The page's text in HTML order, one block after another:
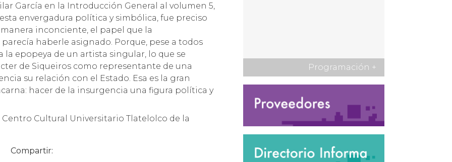
García en la Introducción General al volumen 5,
envergadura política y simbólica, fue preciso
inconciente, el papel que la
haberle asignado. Porque, pese a todos
epopeya de un artista singular, lo que se
de Siqueiros como representante de una
su relación con el Estado. Esa es la gran
hacer de la insurgencia una figura política y
Cultural Universitario Tlatelolco de la
Compartir:
Programación +